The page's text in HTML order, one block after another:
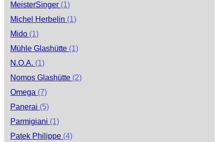
MeisterSinger (1)
Michel Herbelin (1)
Mido (1)
Mühle Glashütte (1)
N.O.A. (1)
Nomos Glashütte (2)
Omega (7)
Panerai (5)
Parmigiani (1)
Patek Philippe (4)